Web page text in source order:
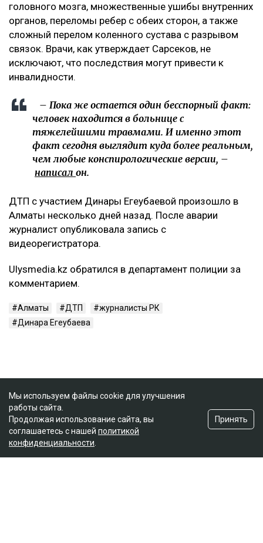
головного мозга, множественные ушибы внутренних
органов, переломы ребер с обеих сторон, а также
сложный перелом коленного сустава с разрывом
связок. Врачи, как утверждает Сарсеков, не
исключают, что последствия могут привести к
инвалидности.
– Пока же остается один бесспорный факт:
человек находится в больнице с
тяжелейшими травмами. И именно этот
факт сегодня выглядит куда более реальным,
чем любые конспирологические версии, –
написал он.
ДТП с участием Динары Егеубаевой произошло в
Алматы несколько дней назад. После аварии
журналист опубликовала запись с
видеорегистратора.
Ulysmedia.kz обратился в департамент полиции за
комментарием.
Алматы ДТП
журналисты РК
Динара Егеубаева
Мы используем файлы cookie для улучшения
работы сайта.
Продолжая использование сайта, вы
соглашаетесь с нашей политикой
конфиденциальности
Принять